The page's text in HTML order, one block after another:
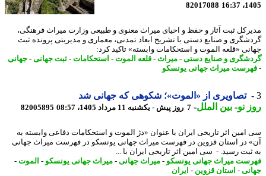
82017088
ثبت آثار و حفظ و احیای میراث معنوی و طبیعی وزارت میراث فرهنگی،
و صنایع دستی با تشریح ابعاد تمدنی، معماری و مدیریتی پرونده ثبت
«قلعه الموت و استحکامات وابسته» تاکید کرد:
و صنایع دستی-میراث- قلعه الموت-استحکامات-ثبت جهانی-جهانی
میراث جهانی یونسکو
تصاویری از «الموت»؛ شکوهی که جهانی شد
نو- بین الملل-7 روز پیش - یکشنبه 11 مرداد 1405، 08:57 82005895
اثر تاریخی ایران با عنوان «دژ الموت و استحکامات دفاعی وابسته به
در استان قزوین در فهرست میراث جهانی یونسکو در فهرست میراث جهانی
رسید. - سی امین اثر تاریخی ایران با ...
میراث جهانی یونسکو-میراث جهانی-میراث جهانی یونسکو-الموت-
-استان قزوین -ایران